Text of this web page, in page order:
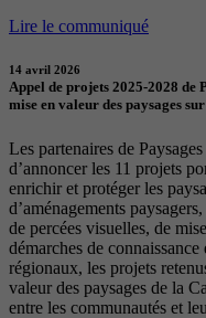
Lire le communiqué
14 avril 2026
Appel de projets 2025-2028 de
mise en valeur des paysages
Les partenaires de
d’annoncer les 11 projets
enrichir et protéger les
d’aménagements
de percées visuelles, de
démarches de
régionaux, les projets
valeur des paysages de la
entre les communautés et